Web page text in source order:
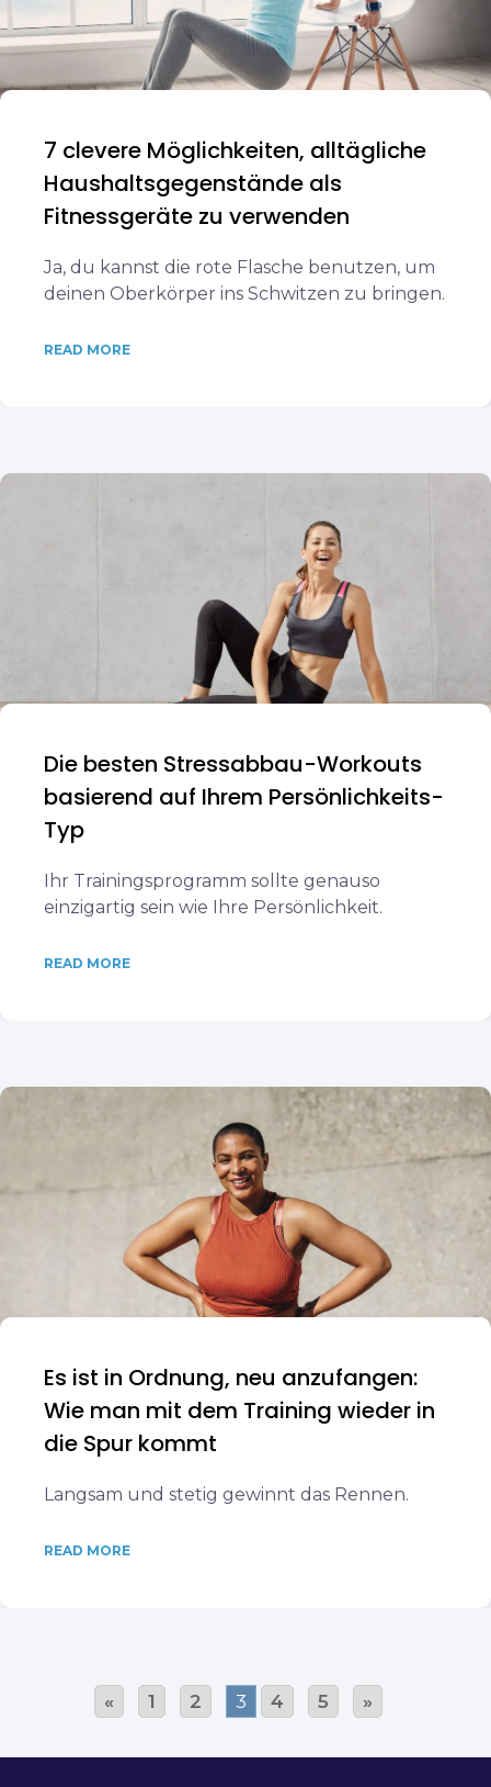
7 clevere Möglichkeiten, alltägliche
Haushaltsgegenstände als
Fitnessgeräte zu verwenden
Ja, du kannst die rote Flasche benutzen, um
deinen Oberkörper ins Schwitzen zu bringen.
READ MORE
Die besten Stressabbau-Workouts
basierend auf Ihrem Persönlichkeits-
Typ
Ihr Trainingsprogramm sollte genauso
einzigartig sein wie Ihre Persönlichkeit.
READ MORE
Es ist in Ordnung, neu anzufangen:
Wie man mit dem Training wieder in
die Spur kommt
Langsam und stetig gewinnt das Rennen.
READ MORE
« 1 2 3 4 5 »